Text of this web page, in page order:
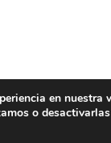
en nuestra
o